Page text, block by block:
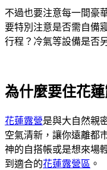
不過也要注意每一間豪
要特別注意是否需自備
行程？冷氣等設備是否
為什麼要住花蓮
花蓮露營是與大自然親
空氣清新，讓你遠離都
神的自搭帳或是想來場
到適合的花蓮露營區 。